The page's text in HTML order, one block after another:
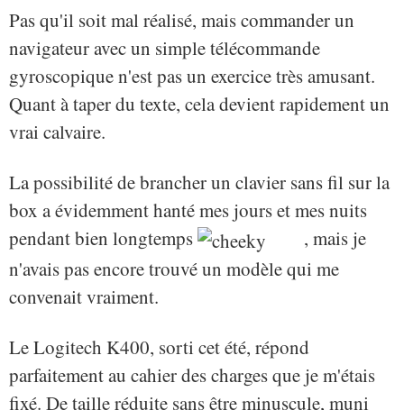
Pas qu'il soit mal réalisé, mais commander un
navigateur avec un simple télécommande
gyroscopique n'est pas un exercice très amusant.
Quant à taper du texte, cela devient rapidement un
vrai calvaire.
La possibilité de brancher un clavier sans fil sur la
box a évidemment hanté mes jours et mes nuits
pendant bien longtemps
, mais je
n'avais pas encore trouvé un modèle qui me
convenait vraiment.
Le Logitech K400, sorti cet été, répond
parfaitement au cahier des charges que je m'étais
fixé. De taille réduite sans être minuscule, muni